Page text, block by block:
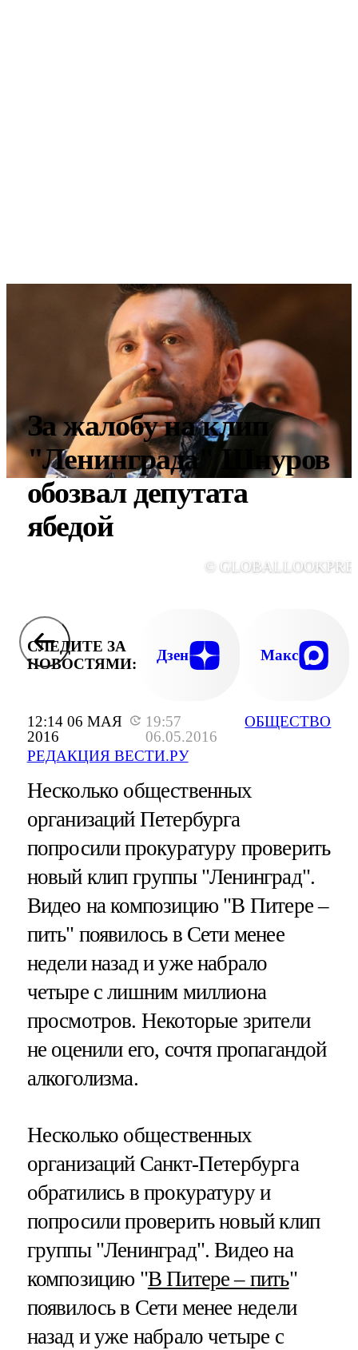
12:14 06 МАЯ
2016
19:57
06.05.2016
РЕДАКЦИЯ ВЕСТИ.РУ
ОБЩЕСТВО
За жалобу на клип
"Ленинграда" Шнуров
обозвал депутата
ябедой
©
СЛЕДИТЕ ЗА
НОВОСТЯМИ:
Дзен Макс
Несколько общественных
организаций Петербурга
попросили прокуратуру проверить
новый клип группы "Ленинград".
Видео на композицию "В Питере –
пить" появилось в Сети менее
недели назад и уже набрало
четыре с лишним миллиона
просмотров. Некоторые зрители
не оценили его, сочтя пропагандой
алкоголизма.
Несколько общественных
организаций Санкт-Петербурга
обратились в прокуратуру и
попросили проверить новый клип
группы "Ленинград". Видео на
композицию "В Питере – пить"
появилось в Сети менее недели
назад и уже набрало четыре с